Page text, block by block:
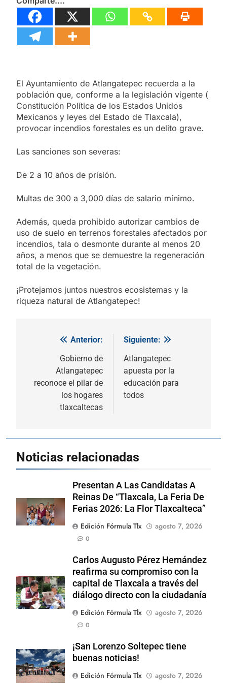
El Ayuntamiento de Atlangatepec recuerda a la
población que, conforme a la legislación vigente (
Constitución Política de los Estados Unidos
Mexicanos y leyes del Estado de Tlaxcala),
provocar incendios forestales es un delito grave.
Las sanciones son severas:
De 2 a 10 años de prisión.
Multas de 300 a 3,000 días de salario mínimo.
Además, queda prohibido autorizar cambios de
uso de suelo en terrenos forestales afectados por
incendios, tala o desmonte durante al menos 20
años, a menos que se demuestre la regeneración
total de la vegetación.
¡Protejamos juntos nuestros ecosistemas y la
riqueza natural de Atlangatepec!
Navegación
entradas
Anterior:
Gobierno de
Atlangatepec
reconoce el pilar de
los hogares
tlaxcaltecas
Siguiente:
Atlangatepec
apuesta por la
educación para
todos
Noticias relacionadas
Presentan A Las Candidatas A
Reinas De “Tlaxcala, La Feria De
Ferias 2026: La Flor Tlaxcalteca”
Edición Fórmula Tlx
agosto 7, 2026
0
Carlos Augusto Pérez Hernández
reafirma su compromiso con la
capital de Tlaxcala a través del
diálogo directo con la ciudadanía
Edición Fórmula Tlx
agosto 7, 2026
0
¡San Lorenzo Soltepec tiene
buenas noticias!
Edición Fórmula Tlx
agosto 7, 2026